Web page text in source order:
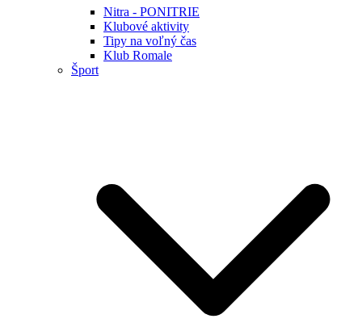
Nitra - PONITRIE
Klubové aktivity
Tipy na voľný čas
Klub Romale
Šport